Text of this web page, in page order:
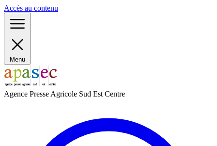
Accès au contenu
Menu
Agence Presse Agricole Sud Est Centre
Panneau de gestion des cookies